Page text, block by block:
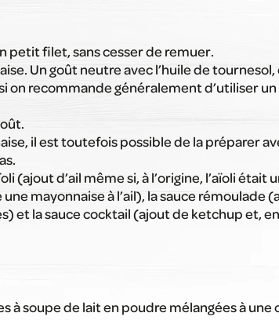
petit filet, sans cesser de remuer.
Un goût neutre avec l’huile de tournesol,
on recommande généralement d’utiliser
il est toutefois possible de la préparer
(ajout d’ail même si, à l’origine, l’aïoli était
mayonnaise à l’ail), la sauce rémoulade
et la sauce cocktail (ajout de ketchup et,
soupe de lait en poudre mélangées à une